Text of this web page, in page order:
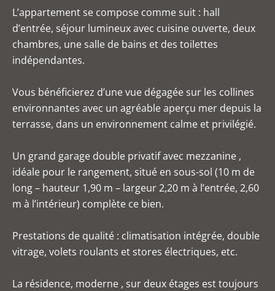
L’appartement se compose comme suit : hall
d’entrée, séjour lumineux avec cuisine ouverte, deux
chambres, une salle de bains et des toilettes
indépendantes.
Vous bénéficierez d’une vue dégagée sur les collines
environnantes avec un agréable aperçu mer depuis la
terrasse, dans un environnement calme et privilégié.
Un grand garage double privatif avec mezzanine ,
idéale pour le rangement, situé en sous-sol (10 m de
long – hauteur 1,90 m – largeur 2,20 m à l’entrée, 2,60
m à l’intérieur) complète ce bien.
Prestations de qualité : climatisation intégrée, double
vitrage, volets roulants et stores électriques, etc.
La résidence, moderne , sur deux étages est toujours